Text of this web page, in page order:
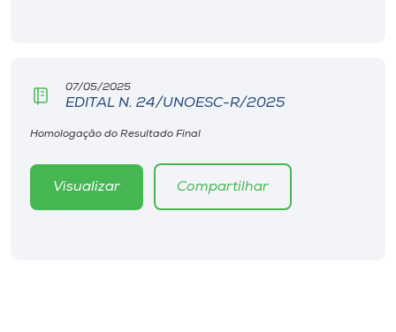
07/05/2025
EDITAL N. 24/UNOESC-R/2025
Homologação do Resultado Final
Visualizar Compartilhar